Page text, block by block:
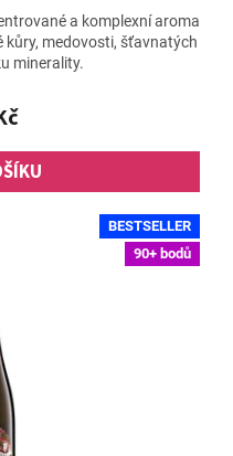
a komplexní aroma
kůry, medovosti, šťavnatých
minerality.
BESTSELLER
90+ bodů